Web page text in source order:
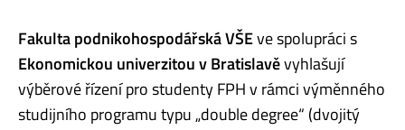
Fakulta podnikohospodářská VŠEve spolupráci s
Ekonomickou univerzitou v Bratislavěvyhlašují
výběrové řízení pro studenty FPH v rámci výměnného
studijního programu typu „double degree“ (dvojitý